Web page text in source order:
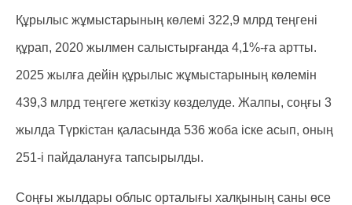
Құрылыс жұмыстарының көлемі 322,9 млрд теңгені
құрап, 2020 жылмен салыстырғанда 4,1%-ға артты.
2025 жылға дейін құрылыс жұмыстарының көлемін
439,3 млрд теңгеге жеткізу көзделуде. Жалпы, соңғы 3
жылда Түркістан қаласында 536 жоба іске асып, оның
251-і пайдалануға тапсырылды.
Соңғы жылдары облыс орталығы халқының саны өсе